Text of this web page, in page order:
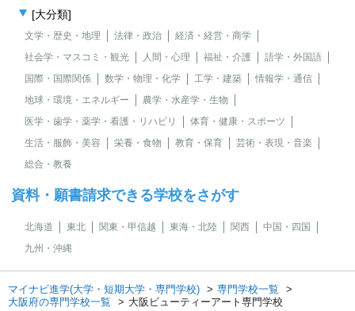
[大分類]
文学・歴史・地理 法律・政治
経済・経営・商学
社会学・マスコミ・観光
人間・心理 福祉・介護
語学・外国語
国際・国際関係
数学・物理・化学 工学・建築
情報学・通信
地球・環境・エネルギー
農学・水産学・生物
医学・歯学・薬学・看護・リハビリ
体育・健康・スポーツ
生活・服飾・美容
栄養・食物 教育・保育
芸術・表現・音楽
総合・教養
資料・願書請求できる学校をさがす
北海道 東北 関東・甲信越 東海・北陸 関西
中国・四国
九州・沖縄
マイナビ進学(大学・短期大学・専門学校)
専門学校一覧
大阪府の専門学校一覧
大阪ビューティーアート専門学校